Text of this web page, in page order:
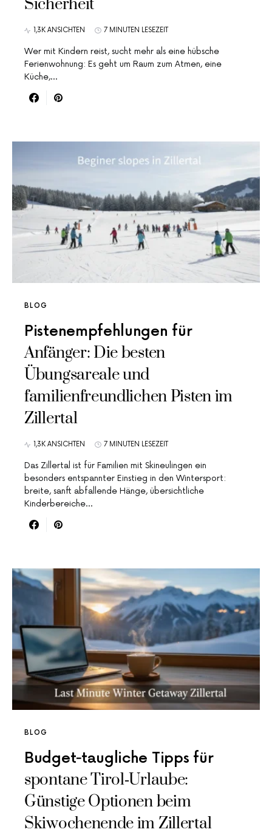
Sicherheit
1,3K ANSICHTEN 7 MINUTEN LESEZEIT
Wer mit Kindern reist, sucht mehr als eine hübsche
Ferienwohnung: Es geht um Raum zum Atmen, eine
Küche,…
BLOG
Pistenempfehlungen für
Anfänger: Die besten
Übungsareale und
familienfreundlichen Pisten im
Zillertal
1,3K ANSICHTEN 7 MINUTEN LESEZEIT
Das Zillertal ist für Familien mit Skineulingen ein
besonders entspannter Einstieg in den Wintersport:
breite, sanft abfallende Hänge, übersichtliche
Kinderbereiche…
BLOG
Budget‑taugliche Tipps für
spontane Tirol‑Urlaube:
Günstige Optionen beim
Skiwochenende im Zillertal